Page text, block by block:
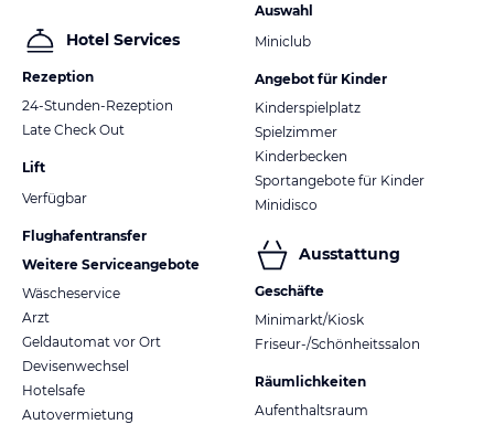
Hotel Services
Rezeption
24-Stunden-Rezeption
Late Check Out
Lift
Verfügbar
Flughafentransfer
Weitere Serviceangebote
Wäscheservice
Arzt
Geldautomat vor Ort
Devisenwechsel
Hotelsafe
Autovermietung
Auswahl
Miniclub
Angebot für Kinder
Kinderspielplatz
Spielzimmer
Kinderbecken
Sportangebote für Kinder
Minidisco
Ausstattung
Geschäfte
Minimarkt/Kiosk
Friseur-/Schönheitssalon
Räumlichkeiten
Aufenthaltsraum